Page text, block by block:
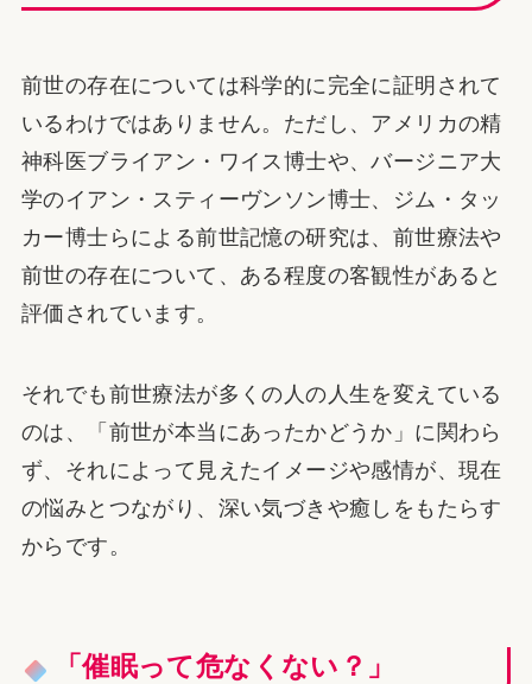
前世の存在については科学的に完全に証明されて
いるわけではありません。ただし、アメリカの精
神科医ブライアン・ワイス博士や、バージニア大
学のイアン・スティーヴンソン博士、ジム・タッ
カー博士らによる前世記憶の研究は、前世療法や
前世の存在について、ある程度の客観性があると
評価されています。
それでも前世療法が多くの人の人生を変えている
のは、「前世が本当にあったかどうか」に関わら
ず、それによって見えたイメージや感情が、現在
の悩みとつながり、深い気づきや癒しをもたらす
からです。
「催眠って危なくない？」